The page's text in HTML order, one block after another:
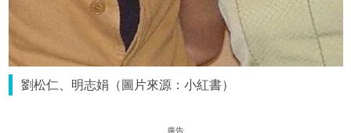
劉松仁、明志娟（圖片來源：小紅書）
廣告